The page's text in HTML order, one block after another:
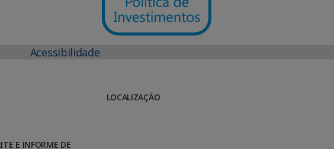
Acessibilidade
E INFORME DE
LOCALIZAÇÃO